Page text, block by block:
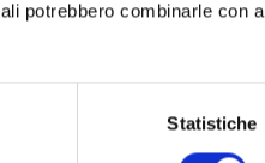
potrebbero combinarle con
Statistiche